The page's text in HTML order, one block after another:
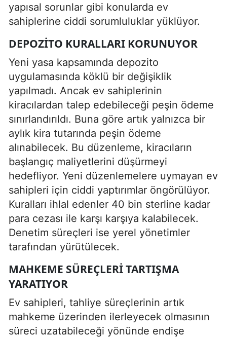
yapısal sorunlar gibi konularda ev
sahiplerine ciddi sorumluluklar yüklüyor.
DEPOZITO KURALLARI KORUNUYOR
Yeni yasa kapsamında depozito
uygulamasında köklü bir değişiklik
yapılmadı. Ancak ev sahiplerinin
kiracılardan talep edebileceği peşin ödeme
sınırlandırıldı. Buna göre artık yalnızca bir
aylık kira tutarında peşin ödeme
alınabilecek. Bu düzenleme, kiracıların
başlangıç maliyetlerini düşürmeyi
hedefliyor. Yeni düzenlemelere uymayan ev
sahipleri için ciddi yaptırımlar öngörülüyor.
Kuralları ihlal edenler 40 bin sterline kadar
para cezası ile karşı karşıya kalabilecek.
Denetim süreçleri ise yerel yönetimler
tarafından yürütülecek.
MAHKEME SÜREÇLERI TARTIŞMA
YARATIYOR
Ev sahipleri, tahliye süreçlerinin artık
mahkeme üzerinden ilerleyecek olmasının
süreci uzatabileceği yönünde endişe